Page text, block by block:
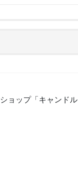
ョップ「キャンドル